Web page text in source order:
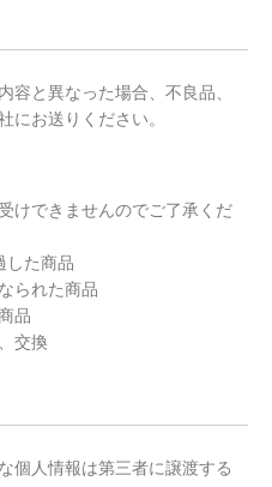
容と異なった場合、不良品、
にお送りください。
けできませんのでご了承くだ
した商品
られた商品
品
交換
個人情報は第三者に譲渡する